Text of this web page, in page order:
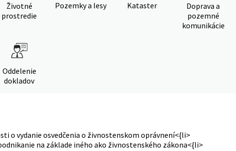
Životné
prostredie
Pozemky a lesy Kataster
Doprava a
pozemné
komunikácie
Oddelenie
dokladov
o vydanie osvedčenia o živnostenskom oprávnení<{li>
na základe iného ako živnostenského zákona<{li>